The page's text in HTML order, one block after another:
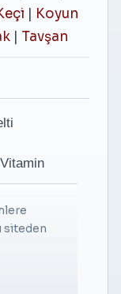
| Koyun
| Tavşan
siteden